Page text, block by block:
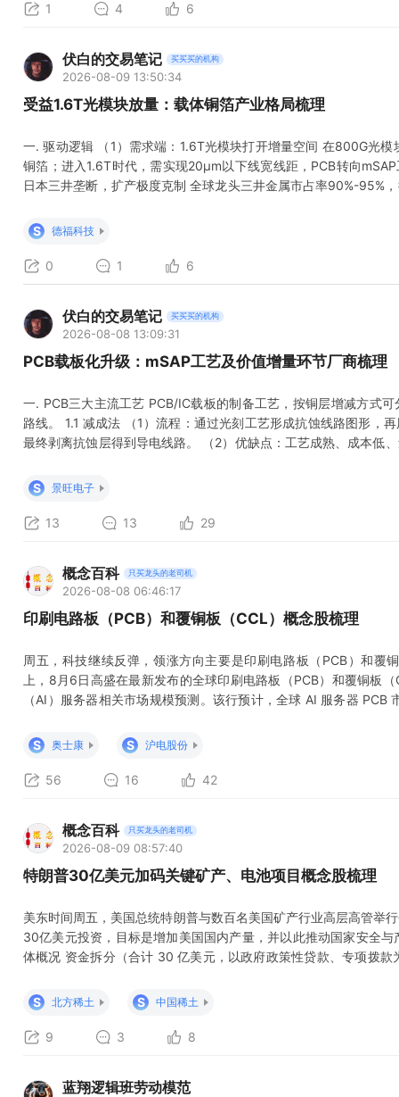
1 4 6
伏白的交易笔记 买买买的机构
2026-08-09 13:50:34
受益1.6T光模块放量：载体铜箔产业格局梳理
一. 驱动逻辑 （1）需求端：1.6T光模块打开增量空间 在800G光模
铜箔；进入1.6T时代，需实现20μm以下线宽线距，PCB转向
日本三井垄断，扩产极度克制 全球龙头三井金属市占率90%-95%
技术溢价导致毛利率远高于常规电子铜箔。 二. 铜箔概览 铜箔是通
S 德福科技
0 1 6
伏白的交易笔记 买买买的机构
2026-08-08 13:09:31
PCB载板化升级：mSAP工艺及价值增量环节厂商梳理
一. PCB三大主流工艺 PCB/IC载板的制备工艺，按铜层增减方式
路线。 1.1 减成法 （1）流程：通过光刻工艺形成抗蚀线路图形，
最终剥离抗蚀层得到导电线路。 （2）优缺点：工艺成熟、成本低
板、工控板、消费类电路板等。 1.2 半加成法（SAP） （1）流程
S 景旺电子
13 13 29
概念百科 只买龙头的老司机
2026-08-08 06:46:17
印刷电路板（PCB）和覆铜板（CCL）概念股梳理
周五，科技继续反弹，领涨方向主要是印刷电路板（PCB）和覆
上，8月6日高盛在最新发布的全球印刷电路板（PCB）和覆铜板
（AI）服务器相关市场规模预测。该行预计，全球 AI 服务器
18%，2028 年则有望增至 480 亿美元。 一、印刷电路板（PC
S 奥士康 S 沪电股份
56 16 42
概念百科 只买龙头的老司机
2026-08-09 08:57:40
特朗普30亿美元加码关键矿产、电池项目概念股梳理
美东时间周五，美国总统特朗普与数百名美国矿产行业高层高管举
30亿美元投资，目标是增加美国国内产量，并以此推动国家安全
体概况 资金拆分（合计 30 亿美元，以政府政策性贷款、专项拨
利亚钪资源开采，钪属于稀土类轻稀散金属，用于航空航天、军
元：明
S 北方稀土 S 中国稀土
9 3 8
蓝翔逻辑班劳动模范